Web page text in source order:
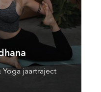
Yoga jaartraject